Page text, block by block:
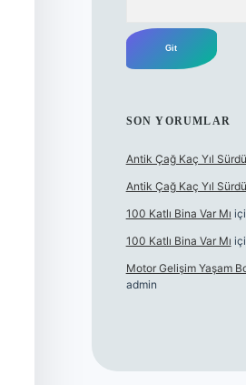
SON YORUMLAR
Antik Çağ Kaç Yıl Sürdü
Antik Çağ Kaç Yıl Sürdü
100 Katlı Bina Var Mı
100 Katlı Bina Var Mı
Motor Gelişim Yaşam
admin